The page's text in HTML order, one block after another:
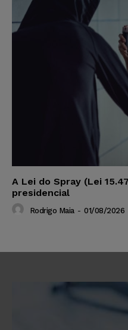
A Lei do Spray (Lei
presidencial
Rodrigo Maia - 01/08/2026